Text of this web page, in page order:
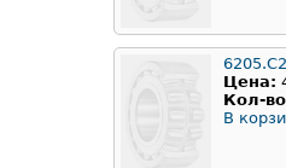
Цена:
Кол-
В